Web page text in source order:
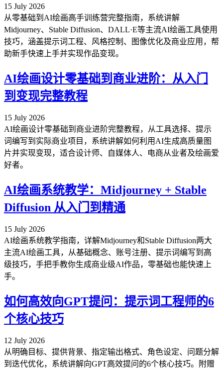
15 July 2026
从零基础到AI绘画高手训练营完整指南，系统讲解
Midjourney、Stable Diffusion、DALL·E等主流AI绘画工具使用
技巧，涵盖提示词工程、风格控制、图像优化及商业应用，帮
助新手快速上手并实现作品变现。
AI绘画设计零基础到商业进阶：从入门
到变现完整教程
15 July 2026
AI绘画设计零基础到商业进阶完整教程，从工具选择、提示
词编写到实际商业项目，系统讲解如何利用AI生成高质量图
片并实现变现，适合设计师、自媒体人、电商从业者及绘画爱
好者。
AI绘画系统教学：Midjourney + Stable
Diffusion 从入门到精通
15 July 2026
AI绘画系统教学指南，详解Midjourney和Stable Diffusion两大
主流AI绘画工具，从基础概念、账号注册、提示词编写到高
级技巧，手把手教你生成商业级AI作品，零基础也能快速上
手。
如何高效向GPT提问：提示词工程师的6
个核心技巧
12 July 2026
从明确目标、提供背景、指定输出格式、角色设定、问题分解
到迭代优化，系统讲解向GPT高效提问的6个核心技巧。附赠